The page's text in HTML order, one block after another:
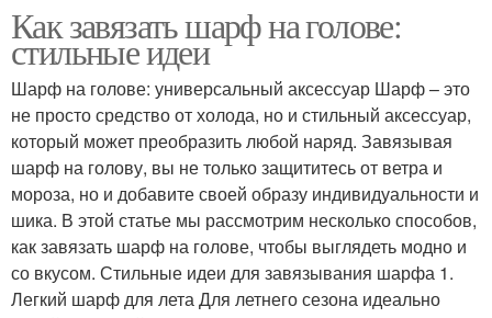
Как завязать шарф на голове:
стильные идеи
Шарф на голове: универсальный аксессуар Шарф – это
не просто средство от холода, но и стильный аксессуар,
который может преобразить любой наряд. Завязывая
шарф на голову, вы не только защититесь от ветра и
мороза, но и добавите своей образу индивидуальности и
шика. В этой статье мы рассмотрим несколько способов,
как завязать шарф на голове, чтобы выглядеть модно и
со вкусом. Стильные идеи для завязывания шарфа 1.
Легкий шарф для лета Для летнего сезона идеально